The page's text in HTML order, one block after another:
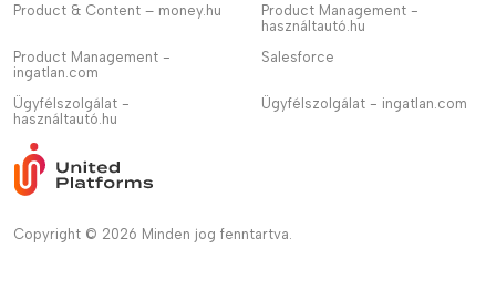
Copyright © 2026 Minden jog fenntartva.
Product & Content – money.hu
Product Management -
használtautó.hu
Product Management -
ingatlan.com
Salesforce
Ügyfélszolgálat -
használtautó.hu
Ügyfélszolgálat - ingatlan.com